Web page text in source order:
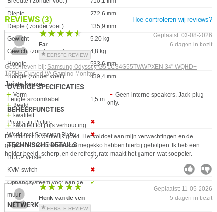
Diepte
272.6 mm
Diepte ( zonder voet )
135,9 mm
Gewicht
5.20 kg
Gewicht (zonder voet)
4,8 kg
Hoogte
533.6 mm
Hoogte (zonder voet )
439,4 mm
OVERIGE SPECIFICATIES
Eigenschap Waarde
Lengte stroomkabel 1,5 m
BEHEERFUNCTIES
Eigenschap Waarde
Picture-in-Picture
✖︎
Werkt met Samsung Bixby
✖︎
TECHNISCHE DETAILS
Eigenschap Waarde
HDCP versie
2.2
KVM switch
✖︎
Ophangsysteem voor aan de
muur
✓︎
NETWERK
REVIEWS (3) Hoe controleren wij reviews?
★★★★★
★★★★★
Far
EERSTE REVIEW
Geschreven bij: Samsung Odyssey G5 LC34G55TWWPXEN 34" WQHD+
165Hz Curved VA Gaming Monitor
Geplaatst: 03-08-2026
6 dagen in bezit
Juiste keuze
Vorm
Beeld
kwaliteit
kwaliteit tot prijs verhouding
Geen interne speakers. Jack-plug
only.
De monitor is werkelijk goed. Het voldoet aan mijn verwachtingen en de
gegevens beschreven door megekko hebben hierbij geholpen. Ik heb een
helder beeld, scherp, en de refresh-rate maakt het gamen wat soepeler.
★★★★★
★★★★★
Henk van de ven
EERSTE REVIEW
Geplaatst: 11-05-2026
5 dagen in bezit